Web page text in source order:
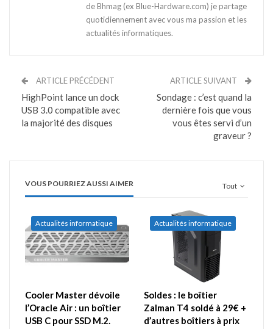
de Bhmag (ex Blue-Hardware.com) je partage
quotidiennement avec vous ma passion et les
actualités informatiques.
ARTICLE PRÉCÉDENT
HighPoint lance un dock
USB 3.0 compatible avec
la majorité des disques
ARTICLE SUIVANT
Sondage : c’est quand la
dernière fois que vous
vous êtes servi d’un
graveur ?
Tout
VOUS POURRIEZ AUSSI AIMER
Actualités informatique
Cooler Master dévoile
l’Oracle Air : un boîtier
USB C pour SSD M.2.
Actualités informatique
Soldes : le boîtier
Zalman T4 soldé à 29€ +
d’autres boîtiers à prix